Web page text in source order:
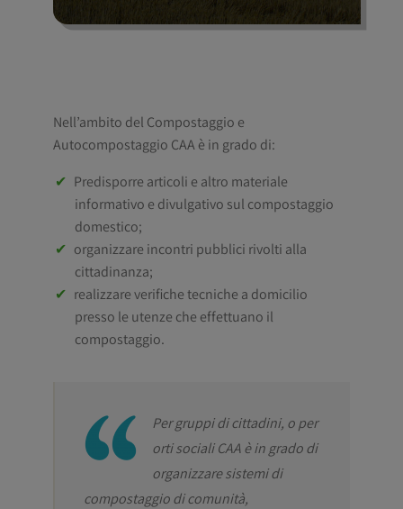
Nell’ambito del Compostaggio e
Autocompostaggio CAA è in grado di:
Predisporre articoli e altro materiale
informativo e divulgativo sul compostaggio
domestico;
organizzare incontri pubblici rivolti alla
cittadinanza;
realizzare verifiche tecniche a domicilio
presso le utenze che effettuano il
compostaggio.
Per gruppi di cittadini, o per
orti sociali CAA è in grado di
organizzare sistemi di
compostaggio di comunità,